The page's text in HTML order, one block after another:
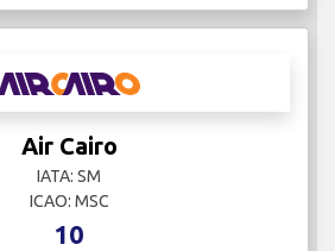
Air Cairo
IATA: SM
ICAO: MSC
10